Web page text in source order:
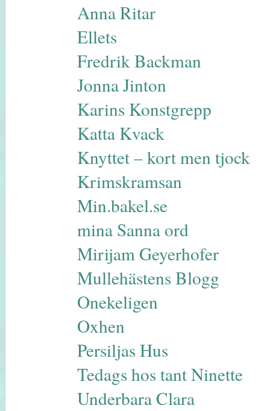
Anna Ritar
Ellets
Fredrik Backman
Jonna Jinton
Karins Konstgrepp
Katta Kvack
Knyttet – kort men tjock
Krimskramsan
Min.bakel.se
mina Sanna ord
Mirijam Geyerhofer
Mullehästens Blogg
Onekeligen
Oxhen
Persiljas Hus
Tedags hos tant Ninette
Underbara Clara